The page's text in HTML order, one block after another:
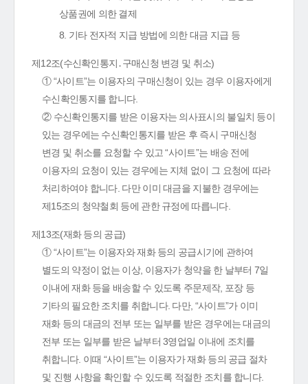
상품권에 의한 결제
8. 기타 전자적 지급 방법에 의한 대금 지급 등
제12조(수신확인통지․구매신청 변경 및 취소)
① “사이트”는 이용자의 구매신청이 있는 경우 이용자에게
수신확인통지를 합니다.
② 수신확인통지를 받은 이용자는 의사표시의 불일치 등이
있는 경우에는 수신확인통지를 받은 후 즉시 구매신청
변경 및 취소를 요청할 수 있고 “사이트”는 배송 전에
이용자의 요청이 있는 경우에는 지체 없이 그 요청에 따라
처리하여야 합니다. 다만 이미 대금을 지불한 경우에는
제15조의 청약철회 등에 관한 규정에 따릅니다.
제13조(재화 등의 공급)
① “사이트”는 이용자와 재화 등의 공급시기에 관하여
별도의 약정이 없는 이상, 이용자가 청약을 한 날부터 7일
이내에 재화 등을 배송할 수 있도록 주문제작, 포장 등
기타의 필요한 조치를 취합니다. 다만, “사이트”가 이미
재화 등의 대금의 전부 또는 일부를 받은 경우에는 대금의
전부 또는 일부를 받은 날부터 3영업일 이내에 조치를
취합니다. 이때 “사이트”는 이용자가 재화 등의 공급 절차
및 진행 사항을 확인할 수 있도록 적절한 조치를 합니다.